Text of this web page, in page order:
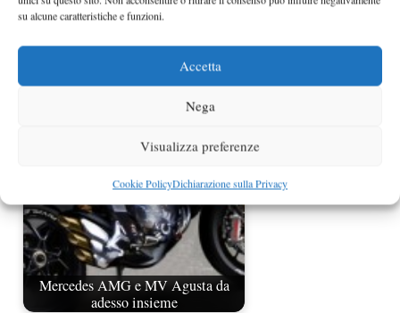
su alcune caratteristiche e funzioni.
Accetta
Nega
Visualizza preferenze
Cookie PolicyDichiarazione sulla Privacy
MV Agusta Brutale 990 R per
Mercedes AMG e MV Agusta da
adesso insieme